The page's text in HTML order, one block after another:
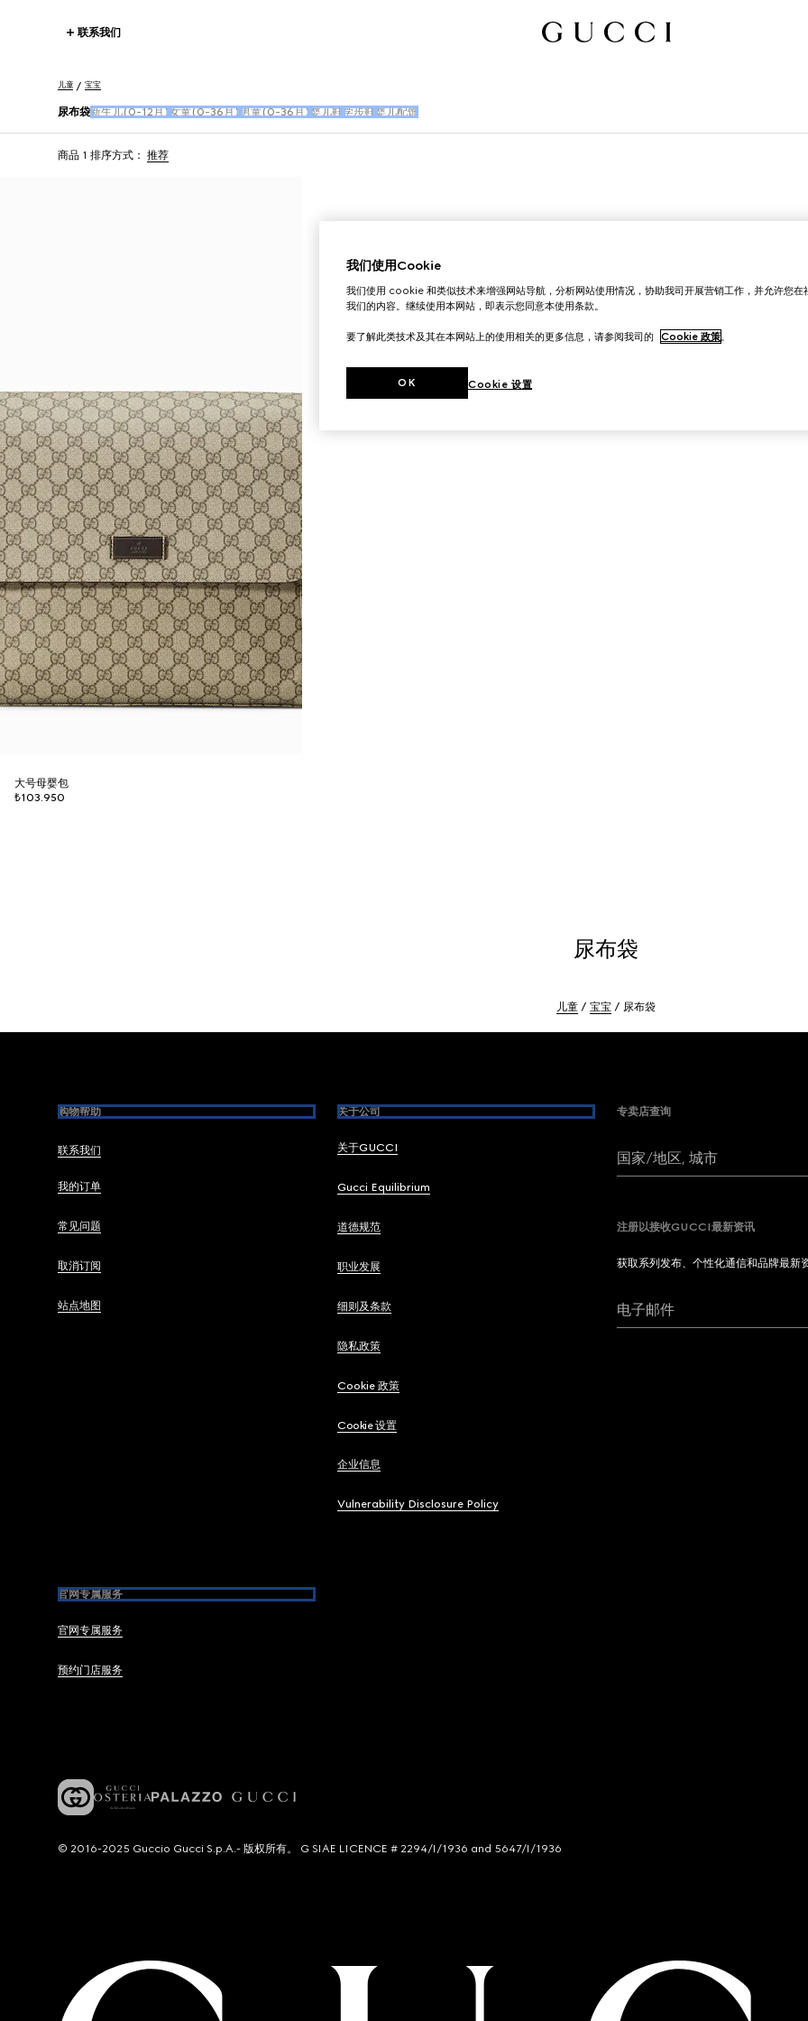
联系我们
儿童 宝宝
尿布袋 新生儿(0-12月) 女童(0-36月) 男童(0-36月) 婴儿鞋 学步鞋 婴儿配饰
商品 1 排序方式： 推荐
大号母婴包
₺103.950
尿布袋
儿童 宝宝 尿布袋
购物帮助
联系我们
我的订单
常见问题
取消订阅
站点地图
关于公司
关于GUCCI
Gucci Equilibrium
道德规范
职业发展
细则及条款
隐私政策
Cookie 政策
Cookie 设置
企业信息
Vulnerability Disclosure Policy
官网专属服务
官网专属服务
预约门店服务
专卖店查询
国家/地区, 城市
注册以接收GUCCI最新资讯
获取系列发布、个性化通信和品牌最新
电子邮件
© 2016-2025 Guccio Gucci S.p.A.- 版权所有。 G SIAE LICENCE # 2294/I/1936 and 5647/I/1936
我们使用Cookie
我们使用 cookie 和类似技术来增强网站导航，分析网站使用情况，协助我司开展营销工作，并允许您在
我们的内容。继续使用本网站，即表示您同意本使用条款。
要了解此类技术及其在本网站上的使用相关的更多信息，请参阅我司的 Cookie 政策。
Cookie 设置
OK